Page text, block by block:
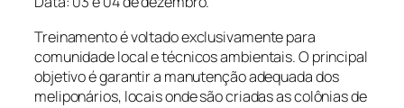
Treinamento é voltado exclusivamente para
comunidade local e técnicos ambientais. O principal
objetivo é garantir a manutenção adequada dos
meliponários, locais onde são criadas as colônias de